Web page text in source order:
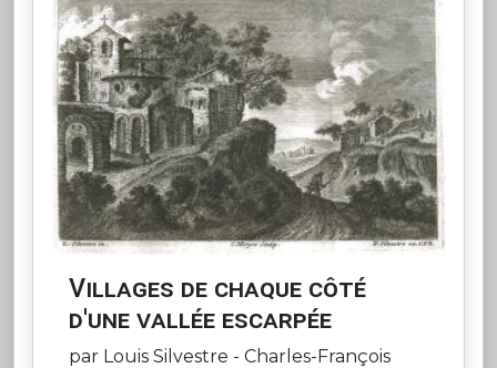
Villages de chaque côté
d'une vallée escarpée
par Louis Silvestre - Charles-François